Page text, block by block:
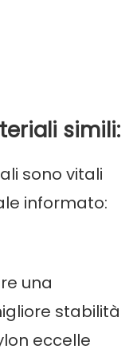
simili:
sono vitali
informato:
una
stabilità
eccelle